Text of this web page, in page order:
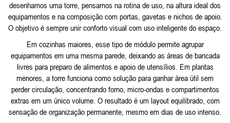
desenhamos uma torre, pensamos na rotina de uso, na altura ideal dos
equipamentos e na composição com portas, gavetas e nichos de apoio.
O objetivo é sempre unir conforto visual com uso inteligente do espaço.
Em cozinhas maiores, esse tipo de módulo permite agrupar
equipamentos em uma mesma parede, deixando as áreas de bancada
livres para preparo de alimentos e apoio de utensílios. Em plantas
menores, a torre funciona como solução para ganhar área útil sem
perder circulação, concentrando forno, micro-ondas e compartimentos
extras em um único volume. O resultado é um layout equilibrado, com
sensação de organização permanente, mesmo em dias de uso intenso.